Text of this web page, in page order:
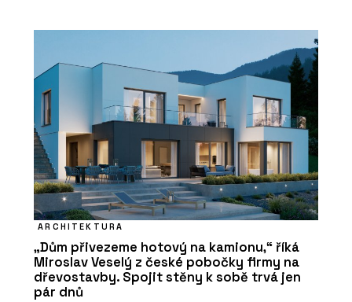
ARCHITEKTURA
„Dům přivezeme hotový na kamionu,“ říká
Miroslav Veselý z české pobočky firmy na
dřevostavby. Spojit stěny k sobě trvá jen
pár dnů